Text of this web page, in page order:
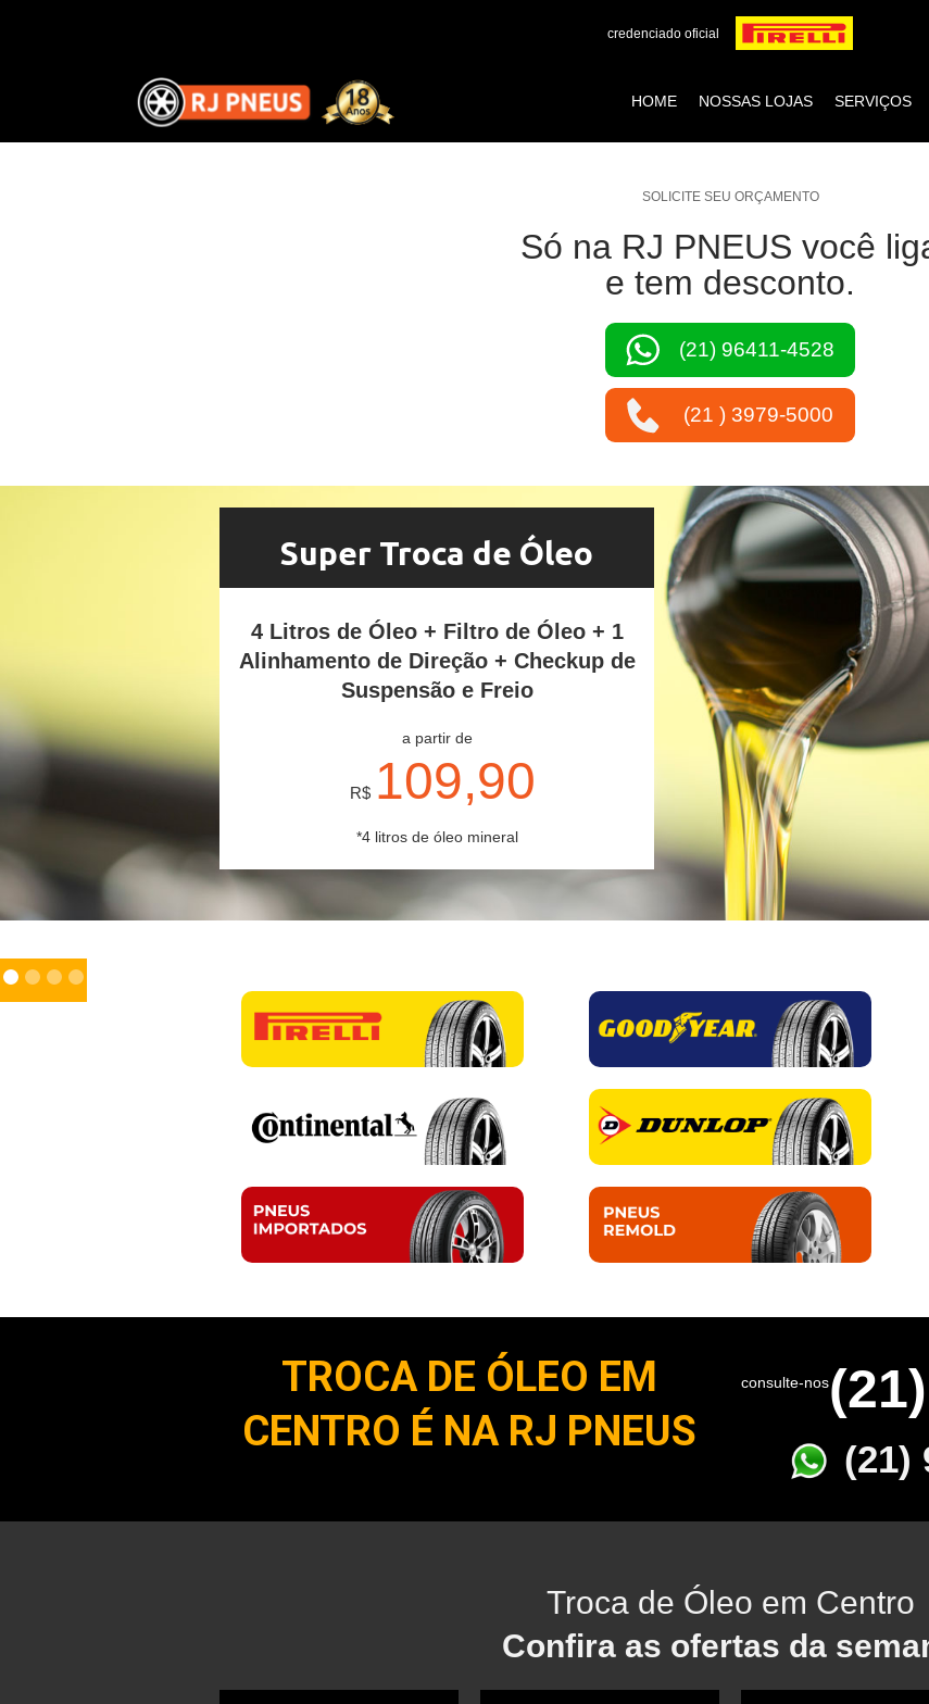
credenciado oficial
HOME NOSSAS LOJAS SERVIÇOS
SOLICITE SEU ORÇAMENTO
Só na RJ PNEUS você
e tem desconto.
(21) 96411-4528
(21 ) 3979-5000
Super Troca de Óleo
4 Litros de Óleo + Filtro de Óleo + 1
Alinhamento de Direção + Checkup de
Suspensão e Freio
a partir de
R$ 109,90
*4 litros de óleo mineral
TROCA DE ÓLEO EM
CENTRO É NA RJ PNEUS
consulte-nos
(21)
Troca de Óleo em Centro
Confira as ofertas da